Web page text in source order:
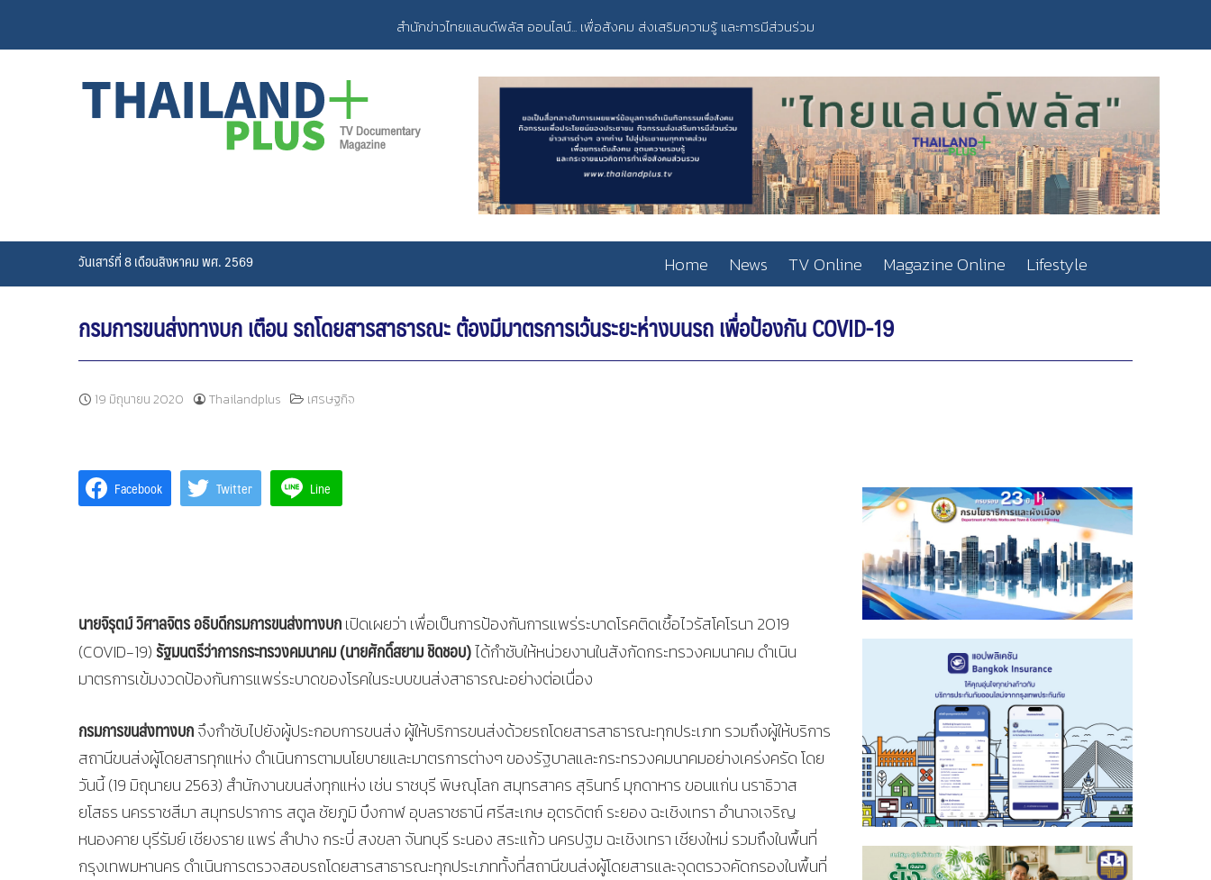
content
สำนักข่าวไทยแลนด์พลัส ออนไลน์... เพื่อสังคม ส่งเสริมความรู้ และการมีส่วนร่วม
วันเสาร์ที่ 8 เดือนสิงหาคม พศ. 2569 Home News TV Online Magazine Online Lifestyle
กรมการขนส่งทางบก เตือน รถโดยสารสาธารณะ ต้องมีมาตรการเว้นระยะห่างบนรถ เพื่อป้องกัน COVID-19
19 มิถุนายน 2020 Thailandplus เศรษฐกิจ
Facebook Twitter Line
นายจิรุตม์ วิศาลจิตร อธิบดีกรมการขนส่งทางบกเปิดเผยว่า เพื่อเป็นการป้องกันการแพร่ระบาดโรคติดเชื้อไวรัสโคโรนา 2019
(COVID-19) รัฐมนตรีว่าการกระทรวงคมนาคม (นายศักดิ์สยาม ชิดชอบ)ได้กำชับให้หน่วยงานในสังกัดกระทรวงคมนาคม ดำเนิน
มาตรการเข้มงวดป้องกันการแพร่ระบาดของโรคในระบบขนส่งสาธารณะอย่างต่อเนื่อง
กรมการขนส่งทางบกจึงกำชับไปยังผู้ประกอบการขนส่ง ผู้ให้บริการขนส่งด้วยรถโดยสารสาธารณะทุกประเภท รวมถึงผู้ให้บริการ
สถานีขนส่งผู้โดยสารทุกแห่ง ดำเนินการตามนโยบายและมาตรการต่างๆ ของรัฐบาลและกระทรวงคมนาคมอย่างเคร่งครัด โดย
วันนี้ (19 มิถุนายน 2563) สำนักงานขนส่งทุกแห่ง เช่น ราชบุรี พิษณุโลก สมุทรสาคร สุรินทร์ มุกดาหาร ขอนแก่น นราธิวาส
ยโสธร นครราชสีมา สมุทรปราการ สตูล ชัยภูมิ บึงกาฬ อุบลราชธานี ศรีสะเกษ อุตรดิตถ์ ระยอง ฉะเชิงเทรา อำนาจเจริญ
หนองคาย บุรีรัมย์ เชียงราย แพร่ ลำปาง กระบี่ สงขลา จันทบุรี ระนอง สระแก้ว นครปฐม ฉะเชิงเทรา เชียงใหม่ รวมถึงในพื้นที่
กรุงเทพมหานคร ดำเนินการตรวจสอบรถโดยสารสาธารณะทุกประเภททั้งที่สถานีขนส่งผู้โดยสารและจุดตรวจคัดกรองในพื้นที่